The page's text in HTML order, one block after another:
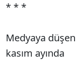
* * *
Medyaya
kasım ayında